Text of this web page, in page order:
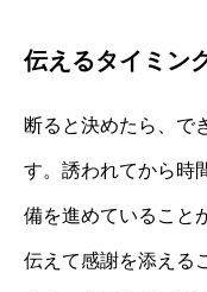
伝えるタイミン
断ると決めたら、で
す。誘われてから時
備を進めていること
伝えて感謝を添える